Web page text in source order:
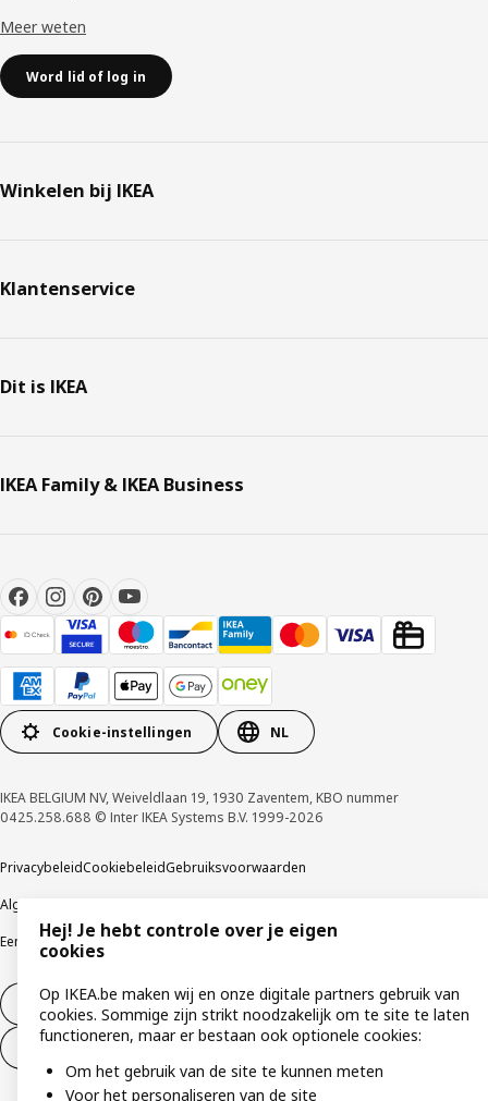
Meer weten
Word lid of log in
Winkelen bij IKEA
Klantenservice
Dit is IKEA
IKEA Family & IKEA Business
Cookie-instellingen NL
IKEA BELGIUM NV, Weiveldlaan 19, 1930 Zaventem, KBO nummer
0425.258.688 © Inter IKEA Systems B.V. 1999-2026
PrivacybeleidCookiebeleidGebruiksvoorwaarden
Algemene contractvoorwaarden
Een etische bezorgdheid uitenKlachten
Herroeping van contract
Herroeping van contract (services)
Hej! Je hebt controle over je eigen
cookies
Op IKEA.be maken wij en onze digitale partners gebruik van
cookies. Sommige zijn strikt noodzakelijk om te site te laten
functioneren, maar er bestaan ook optionele cookies:
Om het gebruik van de site te kunnen meten
Voor het personaliseren van de site